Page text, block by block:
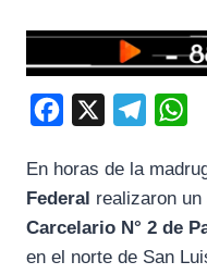
c
e
b
e
g
a
t
s
En horas de la
Federal realizaron
Carcelario N° 2 de
en el norte de San